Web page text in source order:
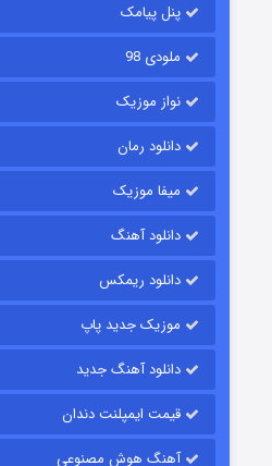
قسمت۱۵ (دوبله)
پنل پیامک
ملودی 98
نواز موزیک
دانلود رمان
میفا موزیک
دانلود آهنگ
دانلود ریمکس
موزیک جدید پاپ
دانلود آهنگ جدید
قیمت ایمپلنت دندان
آهنگ هوش مصنوعی